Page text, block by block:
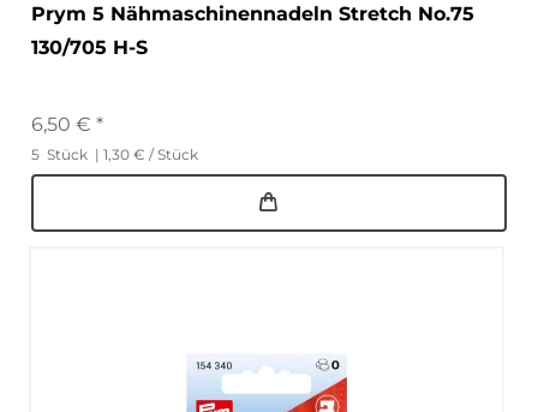
Prym 5 Nähmaschinennadeln Stretch No.75
130/705 H-S
6,50 € *
5 Stück | 1,30 € / Stück